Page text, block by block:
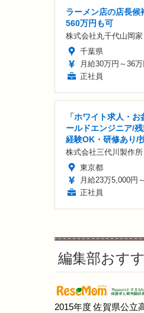
ラーメン店の店長
560万円も可
株式会社丸千代山岡家
千葉県
月給30万円～36万
正社員
「ホワイト求人・
ールドエンジニア/
経験OK・研修あり/
株式会社三代川製作所
東京都
月給23万5,000円～
正社員
編集部おす
2015年度 佐賀県公立